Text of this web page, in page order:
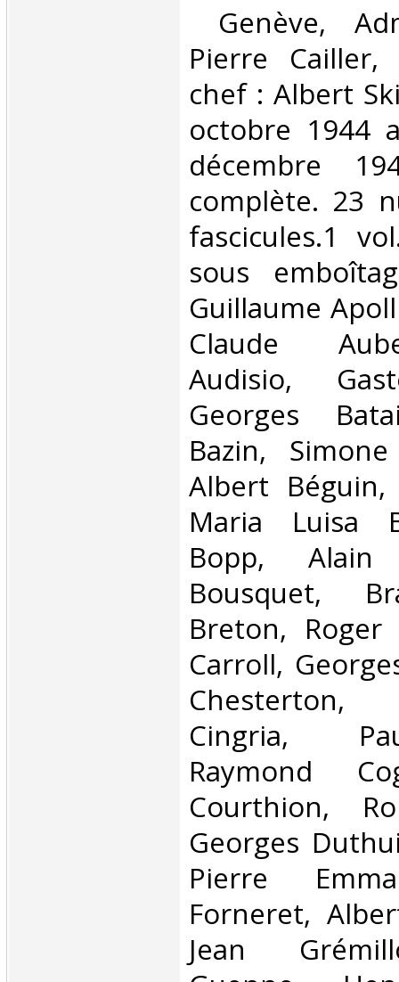
Genève,
Pierre Cailler,
chef : Albert
octobre 1944
décembre
complète. 23
fascicules.1
sous
Guillaume
Claude
Audisio,
Georges
Bazin,
Albert
Maria Luisa
Bopp,
Bousquet,
Breton, Roger
Carroll,
Chesterton,
Cingria,
Raymond
Courthion,
Georges
Pierre
Forneret,
Jean